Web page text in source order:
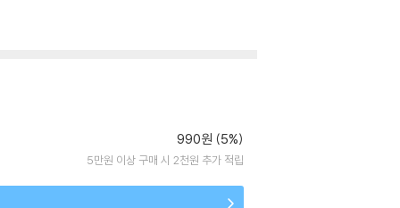
990원 (5%)
5만원 이상 구매 시 2천원 추가 적립